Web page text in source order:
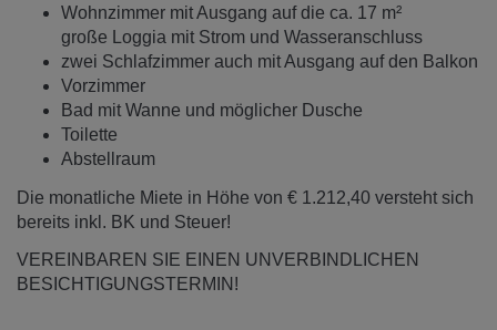
Wohnzimmer mit Ausgang auf die ca. 17 m²
große Loggia mit Strom und Wasseranschluss
zwei Schlafzimmer auch mit Ausgang auf den Balkon
Vorzimmer
Bad mit Wanne und möglicher Dusche
Toilette
Abstellraum
Die monatliche Miete in Höhe von € 1.212,40 versteht sich
bereits inkl. BK und Steuer!
VEREINBAREN SIE EINEN UNVERBINDLICHEN
BESICHTIGUNGSTERMIN!